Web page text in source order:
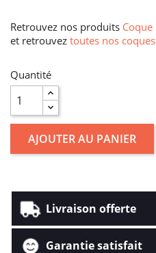
Retrouvez nos produits
et retrouvez toutes nos
Quantité
AJOUTER AU PANIER
Livraison offerte
Garantie satisfait